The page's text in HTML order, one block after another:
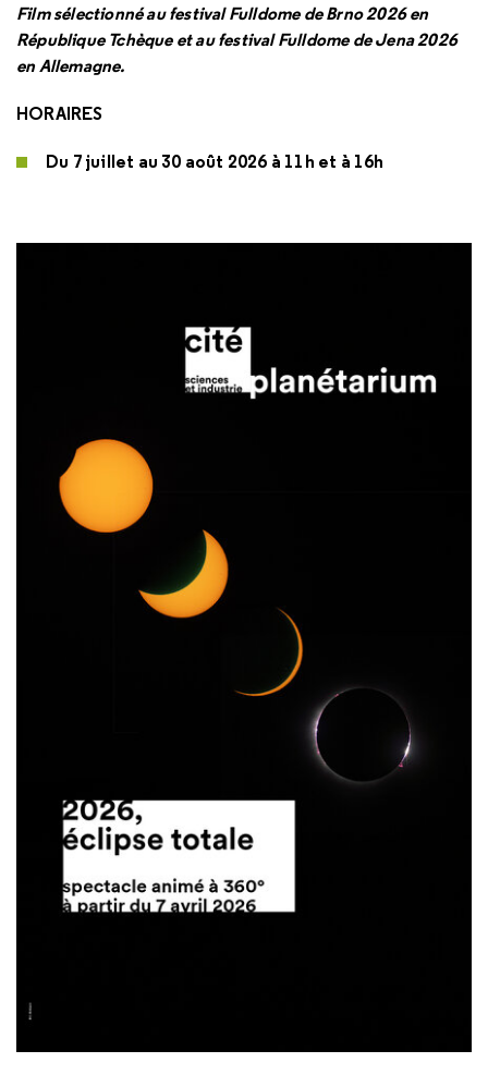
Film sélectionné au festival Fulldome de Brno 2026 en
République Tchèque et au festival Fulldome de Jena 2026
en Allemagne.
HORAIRES
Du 7 juillet au 30 août 2026 à 11h et à 16h